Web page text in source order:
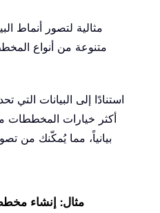
مثالية لتصور أنماط
متنوعة من أنواع
استنادًا إلى البيانات التي
بيانياً، مما يُمكّنك من
مثال: إنشاء